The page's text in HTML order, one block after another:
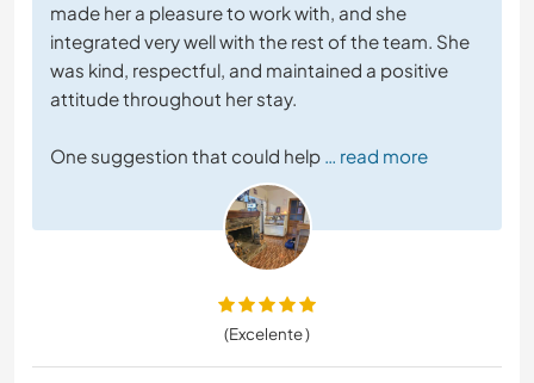
made her a pleasure to work with, and she
integrated very well with the rest of the team. She
was kind, respectful, and maintained a positive
attitude throughout her stay.
One suggestion that could help … read more
(Excelente )